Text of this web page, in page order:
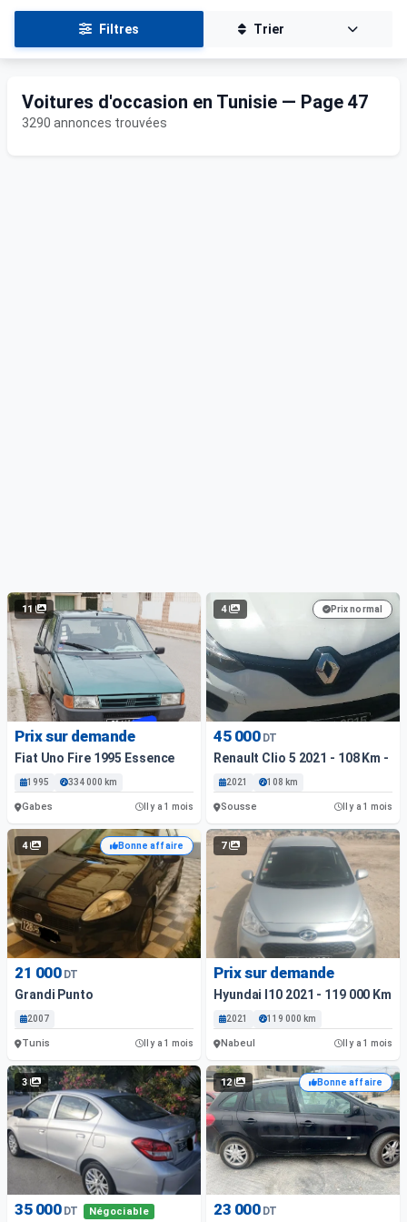
Filtres Trier
Voitures d'occasion en Tunisie — Page 47
3290 annonces trouvées
11
Prix sur demande
Fiat Uno Fire 1995 Essence
1995 334 000 km
Gabes Il y a 1 mois
4 Prix normal
45 000 DT
Renault Clio 5 2021 - 108 Km -
2021 108 km
Sousse Il y a 1 mois
4 Bonne affaire
21 000 DT
Grandi Punto
2007
Tunis Il y a 1 mois
7
Prix sur demande
Hyundai I10 2021 - 119 000 Km -
2021 119 000 km
Nabeul Il y a 1 mois
3
35 000 DT Négociable
12 Bonne affaire
23 000 DT